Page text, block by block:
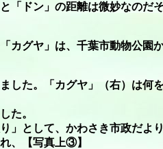
「ドン」の距離は微妙なのだそ
カグヤ」は、千葉市動物公園
した。「カグヤ」（右）は
た。
」として、かわさき市政だよ
、【写真上③】